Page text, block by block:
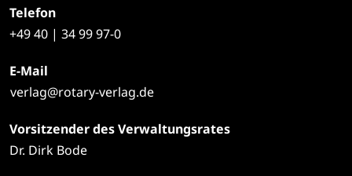
Telefon
+4940 | 34 99 97-0
E-Mail
verlag@rotary-verlag.de
Vorsitzender des Verwaltungsrates
Dr. Dirk Bode